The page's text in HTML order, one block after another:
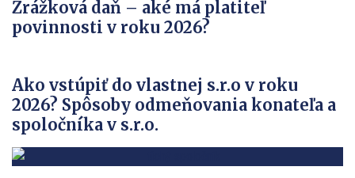
Zrážková daň – aké má platiteľ
povinnosti v roku 2026?
Ako vstúpiť do vlastnej s.r.o v roku
2026? Spôsoby odmeňovania konateľa a
spoločníka v s.r.o.